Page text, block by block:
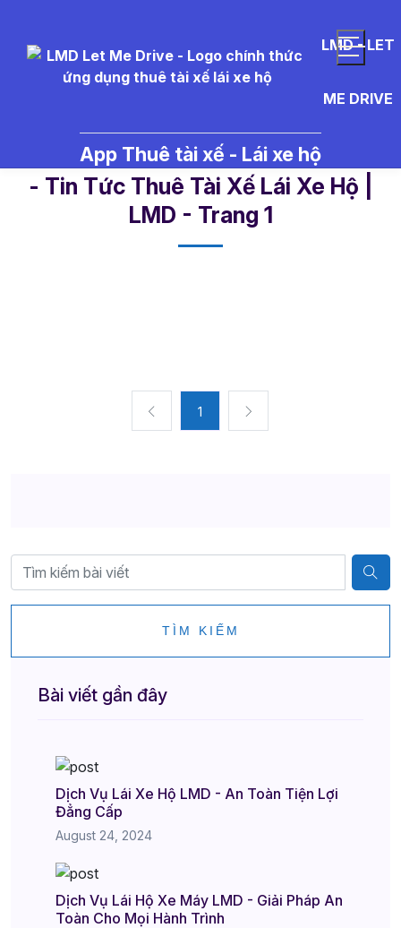
LMD - LET
ME DRIVE
App Thuê tài xế - Lái xe hộ
- Tin Tức Thuê Tài Xế Lái Xe Hộ |
LMD - Trang 1​
1
TÌM KIẾM
Bài viết gần đây
Dịch Vụ Lái Xe Hộ LMD - An Toàn Tiện Lợi
Đẳng Cấp
August 24, 2024
Dịch Vụ Lái Hộ Xe Máy LMD - Giải Pháp An
Toàn Cho Mọi Hành Trình